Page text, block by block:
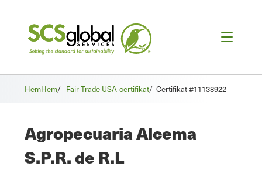
Hem /
Hem Fair Trade USA-certifikat/ Certifikat #11138922
Agropecuaria Alcema
S.P.R. de R.L